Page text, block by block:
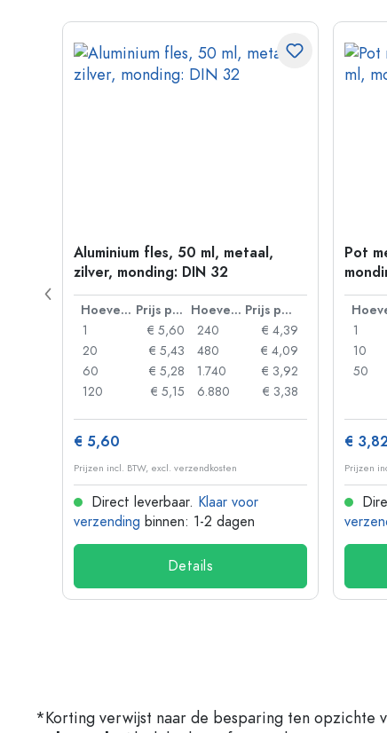
Aluminium fles, 50 ml, metaal,
zilver, monding: DIN 32
Hoeveelheid Prijs per eenheid Hoeveelheid
Prijs per eenheid
1
€ 5,60
20
€ 5,43
60
€ 5,28
120
€ 5,15
240
€ 4,39
480
€ 4,09
1.740
€ 3,92
6.880
€ 3,38
€ 5,60
Prijzen incl. BTW, excl. verzendkosten
Direct leverbaar. Klaar voor
verzending binnen: 1-2 dagen
Details
Pot
1
10
50
€
Prijzen
*Korting verwijst naar de besparing ten opzichte